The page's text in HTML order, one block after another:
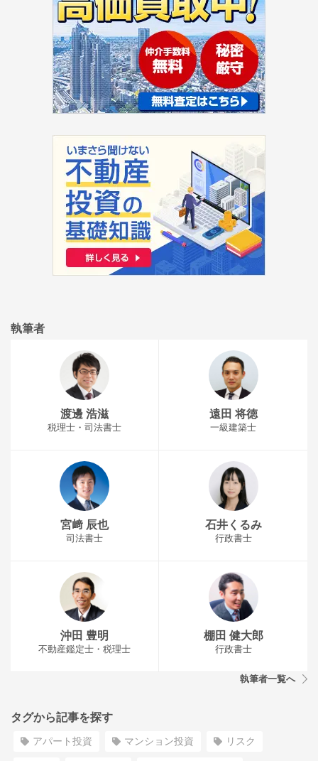
執筆者
渡邊 浩滋
税理士・司法書士
遠田 将徳
一級建築士
宮﨑 辰也
司法書士
石井くるみ
行政書士
沖田 豊明
不動産鑑定士・税理士
棚田 健大郎
行政書士
執筆者一覧へ
タグから記事を探す
アパート投資 マンション投資 リスク